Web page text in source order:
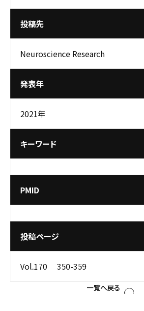
投稿先
Neuroscience Research
発表年
2021年
キーワード
PMID
投稿ページ
Vol.170 350-359
一覧へ戻る